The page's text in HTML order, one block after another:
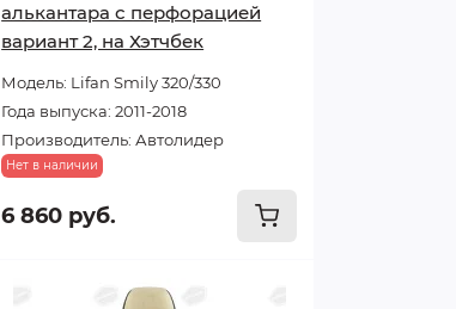
алькантара с перфорацией
вариант 2, на Хэтчбек
Модель: Lifan Smily 320/330
Года выпуска: 2011-2018
Производитель: Автолидер
Нет в наличии
6 860 руб.